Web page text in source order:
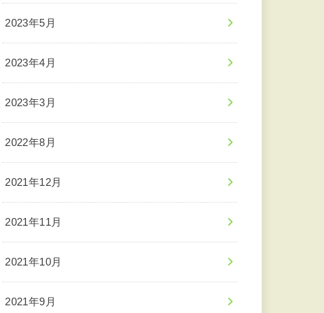
2023年5月
2023年4月
2023年3月
2022年8月
2021年12月
2021年11月
2021年10月
2021年9月